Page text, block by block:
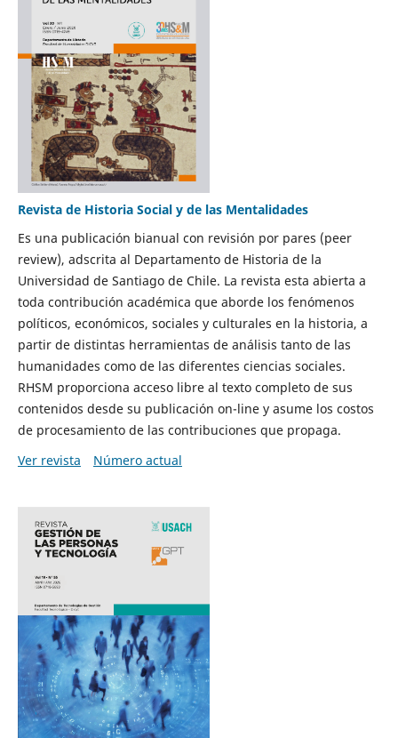
Revista de Historia Social y de las Mentalidades
Es una publicación bianual con revisión por pares (peer
review), adscrita al Departamento de Historia de la
Universidad de Santiago de Chile. La revista esta abierta a
toda contribución académica que aborde los fenómenos
políticos, económicos, sociales y culturales en la historia, a
partir de distintas herramientas de análisis tanto de las
humanidades como de las diferentes ciencias sociales.
RHSM proporciona acceso libre al texto completo de sus
contenidos desde su publicación on-line y asume los costos
de procesamiento de las contribuciones que propaga.
Ver revista
Número actual